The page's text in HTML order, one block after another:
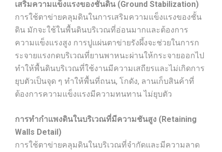
เสริมความแข็งแรงของชั้นดิน (Ground Stabilization)
การใช้ตาข่ายคลุมดินในการเสริมความแข็งแรงของชั้น
ดิน มักจะใช้ในพื้นดินบริเวณที่อ่อนมากและต้องการ
ความแข็งแรงสูง การปูแผ่นตาข่ายรังผึ้งจะช่วยในการก
ระจายแรงกดบริเวณที่ยานพาหนะผ่านให้กระจายออกไป
ทำให้พื้นดินบริเวณที่ใช้งานมีความเสถียรและไม่เกิดการ
ยุบตัวเป็นจุด ๆ ทำให้พื้นที่ถนน, โกดัง, ลานเก็บสินค้าที่
ต้องการความแข็งแรงมีความทนทาน ไม่ยุบตัว
การทำกำแพงดินในบริเวณที่มีความชันสูง (Retaining
Walls Detail)
การใช้ตาข่ายคลุมดินในบริเวณที่จำกัดและมีความลาด